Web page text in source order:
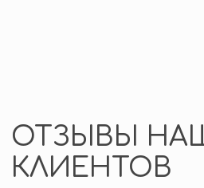
Я согласен(на) сПолитикой